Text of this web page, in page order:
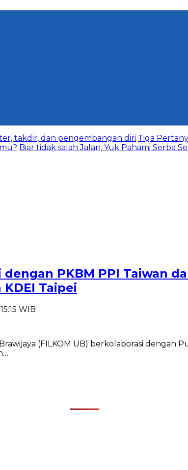
takdir, dan pengembangan diri Tiga
Biar tidak salah Jalan, Yuk Pahami Serba
PKBM PPI Taiwan
Taipei
WIB
(FILKOM UB) berkolaborasi dengan